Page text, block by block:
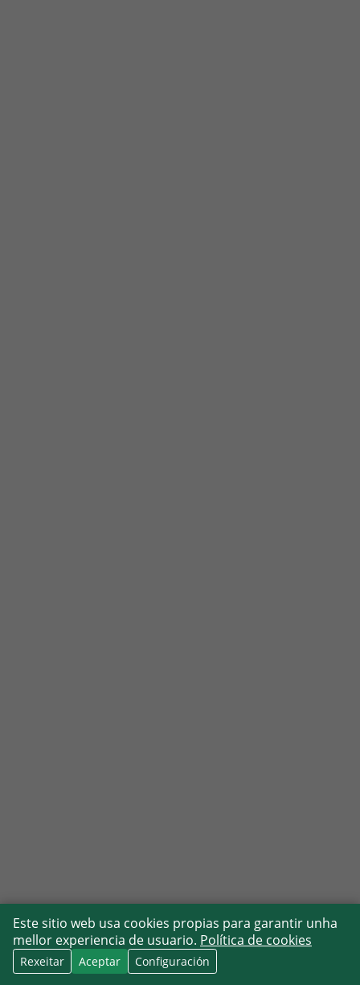
Este sitio web usa cookies propias para garantir unha
mellor experiencia de usuario. Política de cookies
Rexeitar Aceptar Configuración